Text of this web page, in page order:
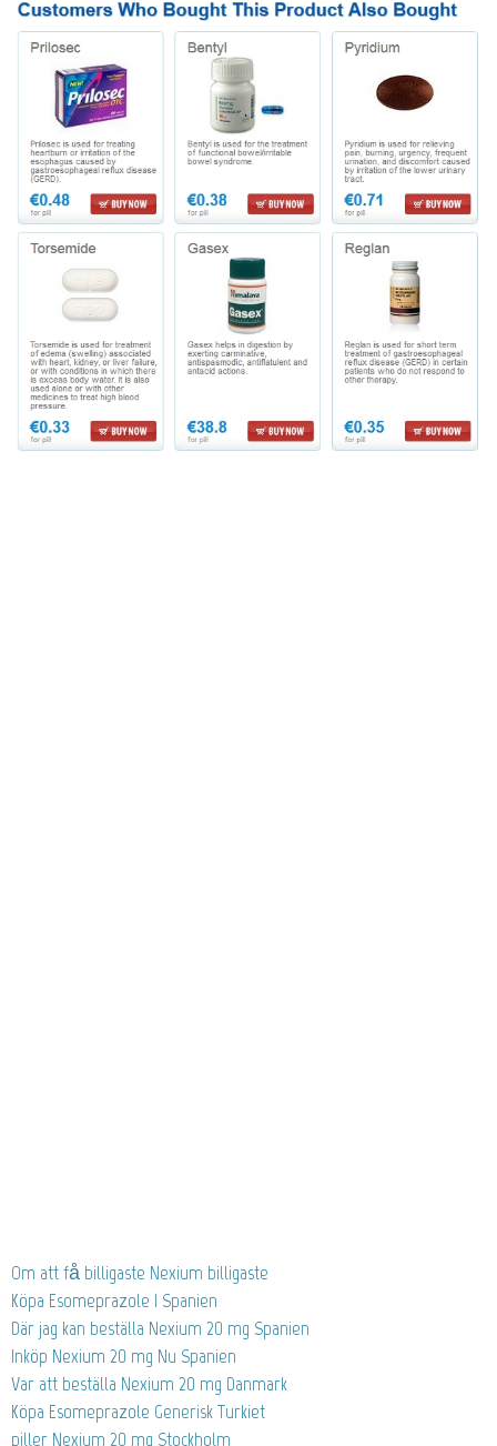
Om att få billigaste Nexium billigaste
Köpa Esomeprazole I Spanien
Där jag kan beställa Nexium 20 mg Spanien
Inköp Nexium 20 mg Nu Spanien
Var att beställa Nexium 20 mg Danmark
Köpa Esomeprazole Generisk Turkiet
piller Nexium 20 mg Stockholm